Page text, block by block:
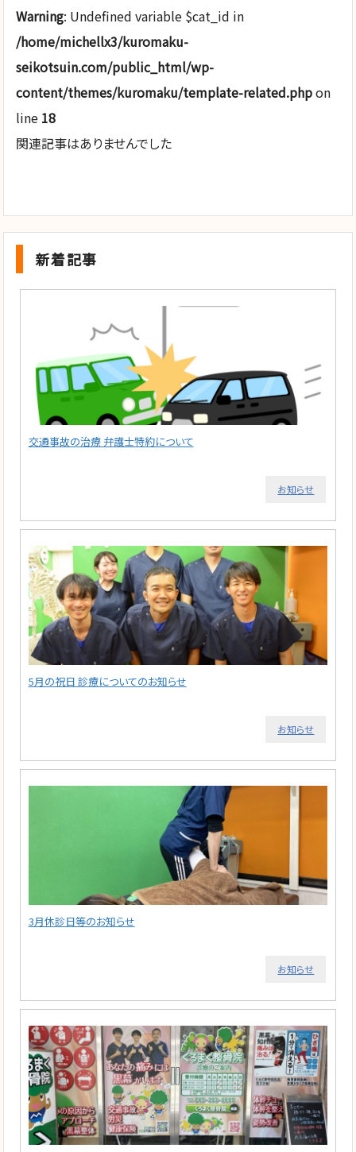
Warning: Undefined variable $cat_id in
/home/michellx3/kuromaku-
seikotsuin.com/public_html/wp-
content/themes/kuromaku/template-related.phpon
line 18
関連記事はありませんでした
新着記事
交通事故の治療 弁護士特約について
お知らせ
5月の祝日 診療についてのお知らせ
お知らせ
3月休診日等のお知らせ
お知らせ